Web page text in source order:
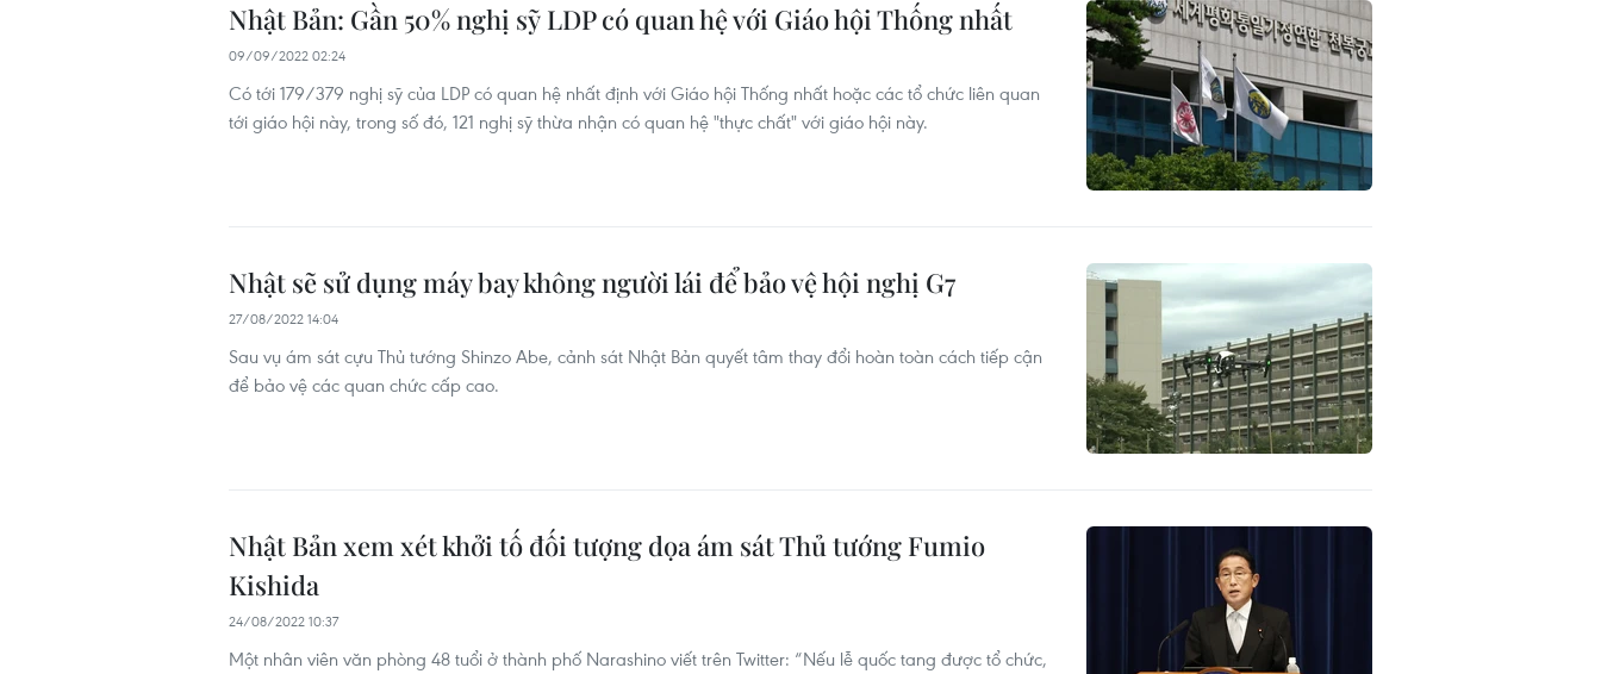
Nhật Bản: Gần 50% nghị sỹ LDP có quan hệ với Giáo hội Thống nhất
09/09/2022 02:24
Có tới 179/379 nghị sỹ của LDP có quan hệ nhất định với Giáo hội Thống nhất hoặc các tổ chức liên quan
tới giáo hội này, trong số đó, 121 nghị sỹ thừa nhận có quan hệ "thực chất" với giáo hội này.
Nhật sẽ sử dụng máy bay không người lái để bảo vệ hội nghị G7
27/08/2022 14:04
Sau vụ ám sát cựu Thủ tướng Shinzo Abe, cảnh sát Nhật Bản quyết tâm thay đổi hoàn toàn cách tiếp cận
để bảo vệ các quan chức cấp cao.
Nhật Bản xem xét khởi tố đối tượng dọa ám sát Thủ tướng Fumio
Kishida
24/08/2022 10:37
Một nhân viên văn phòng 48 tuổi ở thành phố Narashino viết trên Twitter: “Nếu lễ quốc tang được tổ chức,